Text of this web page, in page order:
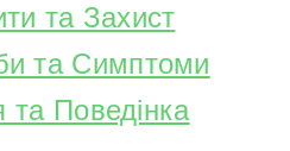
та Захист
та Симптоми
та Поведінка